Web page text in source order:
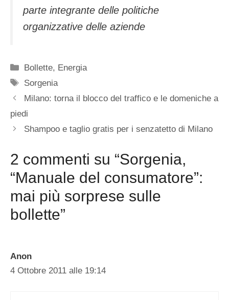
parte integrante delle politiche
organizzative delle aziende
Categorie
Bollette, Energia
Tag
Sorgenia
Milano: torna il blocco del traffico e le domeniche a
piedi
Shampoo e taglio gratis per i senzatetto di Milano
2 commenti su “Sorgenia,
“Manuale del consumatore”:
mai più sorprese sulle
bollette”
Anon
4 Ottobre 2011 alle 19:14